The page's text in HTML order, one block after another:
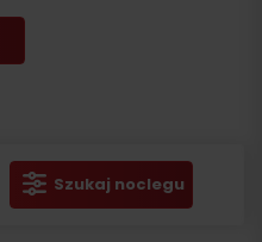
Szukaj noclegu